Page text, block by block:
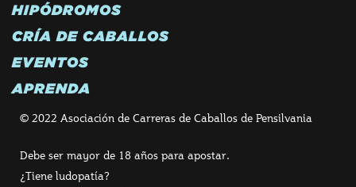
HIPÓDROMOS
CRÍA DE CABALLOS
EVENTOS
APRENDA
© 2022 Asociación de Carreras de Caballos de Pensilvania
Debe ser mayor de 18 años para apostar.
¿Tiene ludopatía?